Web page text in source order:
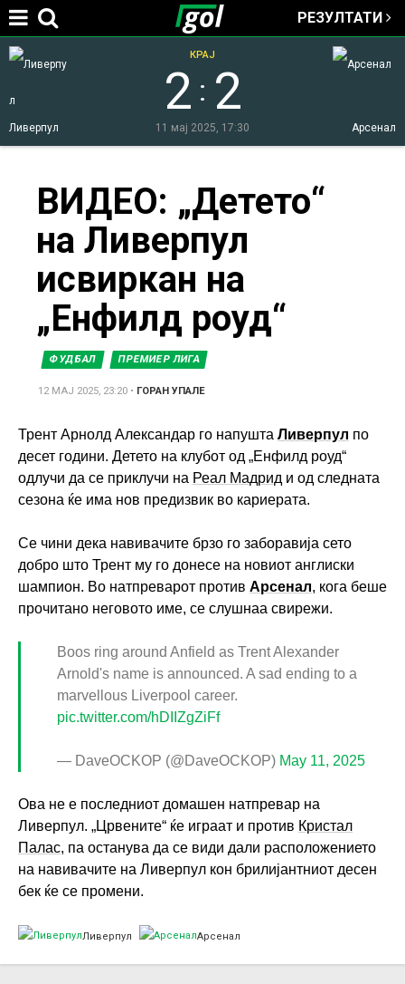
Jump to navigation
РЕЗУЛТАТИ
Ливерпул Арсенал
2 : 2
КРАЈ
11 мај 2025, 17:30
here
ВИДЕО: „Детето“
на Ливерпул
исвиркан на
„Енфилд роуд“
ФУДБАЛ ПРЕМИЕР ЛИГА
12 МАЈ 2025, 23:20 • ГОРАН УПАЛЕ
Трент Арнолд Александар го напушта Ливерпул по
десет години. Детето на клубот од „Енфилд роуд“
одлучи да се приклучи на Реал Мадрид и од следната
сезона ќе има нов предизвик во кариерата.
Се чини дека навивачите брзо го заборавија сето
добро што Трент му го донесе на новиот англиски
шампион. Во натпреварот против Арсенал, кога беше
прочитано неговото име, се слушнаа свирежи.
Boos ring around Anfield as Trent Alexander
Arnold's name is announced. A sad ending to a
marvellous Liverpool career.
pic.twitter.com/hDIIZgZiFf
— DaveOCKOP (@DaveOCKOP) May 11, 2025
Ова не е последниот домашен натпревар на
Ливерпул. „Црвените“ ќе играат и против Кристал
Палас, па останува да се види дали расположението
на навивачите на Ливерпул кон брилијантниот десен
бек ќе се промени.
Ливерпул Арсенал